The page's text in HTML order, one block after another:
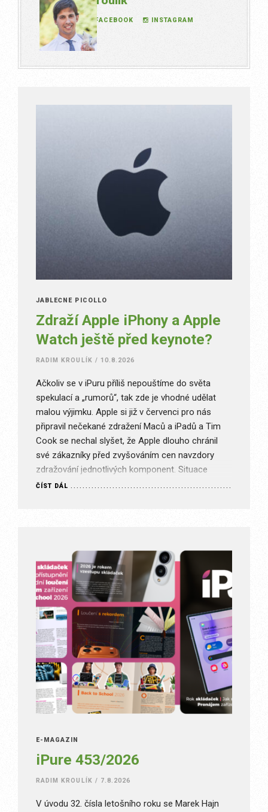
TWITTER FACEBOOK INSTAGRAM
JABLEČNÉ PICOLLO
Zdraží Apple iPhony a Apple
Watch ještě před keynote?
RADIM KROULÍK / 10.8.2026
Ačkoliv se v iPuru příliš nepouštíme do světa
spekulací a „rumorů“, tak zde je vhodné udělat
malou výjimku. Apple si již v červenci pro nás
připravil nečekané zdražení Maců a iPadů a Tim
Cook se nechal slyšet, že Apple dlouho chránil
své zákazníky před zvyšováním cen navzdory
zdražování jednotlivých komponent. Situace
kolem kolem pamětí a…
ČÍST DÁL
E-MAGAZÍN
iPure 453/2026
RADIM KROULÍK / 7.8.2026
V úvodu 32. čísla letošního roku se Marek Hajn